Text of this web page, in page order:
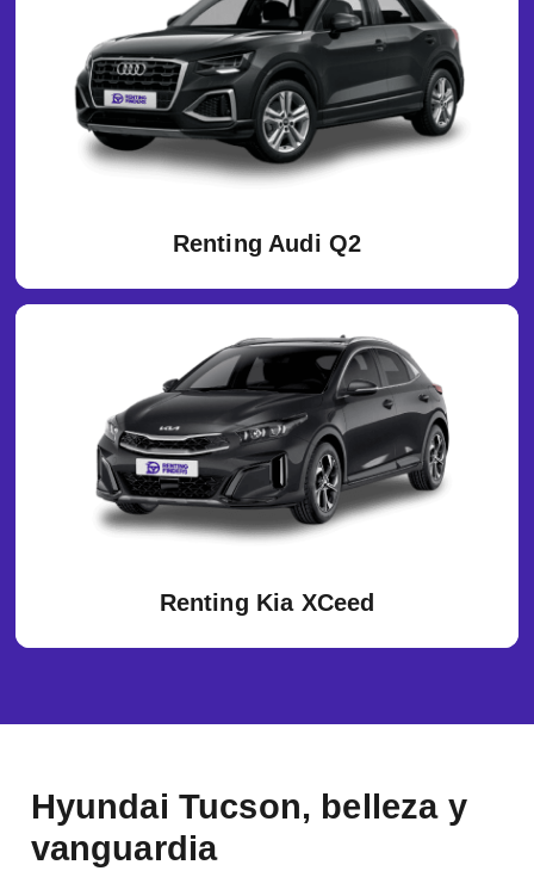
Renting Audi Q2
Renting Kia XCeed
Hyundai Tucson, belleza y
vanguardia